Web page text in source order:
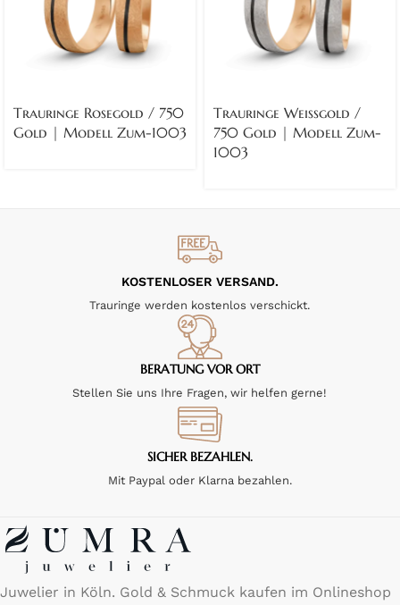
Trauringe Rosegold / 750
Gold | Modell Zum-1003
Trauringe Weissgold /
750 Gold | Modell Zum-
1003
KOSTENLOSER VERSAND.
Trauringe werden kostenlos verschickt.
BERATUNG VOR ORT
Stellen Sie uns Ihre Fragen, wir helfen gerne!
SICHER BEZAHLEN.
Mit Paypal oder Klarna bezahlen.
Juwelier in Köln. Gold & Schmuck kaufen im Onlineshop